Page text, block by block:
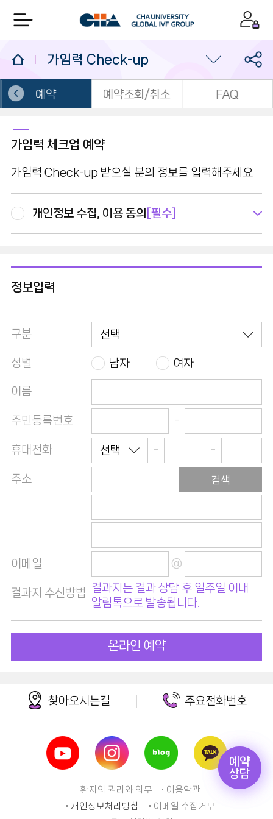
가임력 Check-up
가임력 Check-up
소셜뱅킹
예약 예약조회/취소 FAQ
가임력 체크업 예약
가임력 Check-up 받으실 분의 정보를 입력해주세요
개인정보 수집, 이용 동의 [필수]
정보입력
구분
성별 남자 여자
이름
주민등록번호 -
휴대전화 - -
주소 검색
이메일 @
결과지 수신방법
결과지는 결과 상담 후 일주일 이내
알림톡으로 발송됩니다.
온라인 예약
예약
상담
예약
상담
찾아오시는길 주요전화번호
환자의 권리와 의무
이용약관
개인정보처리방침
이메일 수집거부